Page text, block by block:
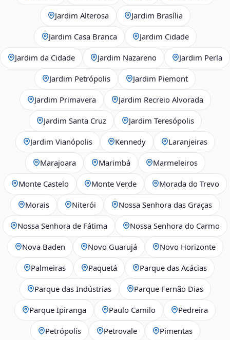
Jardim Alterosa Jardim Brasília
Jardim Casa Branca Jardim Cidade
Jardim da Cidade Jardim Nazareno Jardim Perla
Jardim Petrópolis Jardim Piemont
Jardim Primavera Jardim Recreio Alvorada
Jardim Santa Cruz Jardim Teresópolis
Jardim Vianópolis Kennedy Laranjeiras
Marajoara Marimbá Marmeleiros
Monte Castelo Monte Verde Morada do Trevo
Morais Niterói Nossa Senhora das Graças
Nossa Senhora de Fátima Nossa Senhora do Carmo
Nova Baden Novo Guarujá Novo Horizonte
Palmeiras Paquetá Parque das Acácias
Parque das Indústrias Parque Fernão Dias
Parque Ipiranga Paulo Camilo Pedreira
Petrópolis Petrovale Pimentas